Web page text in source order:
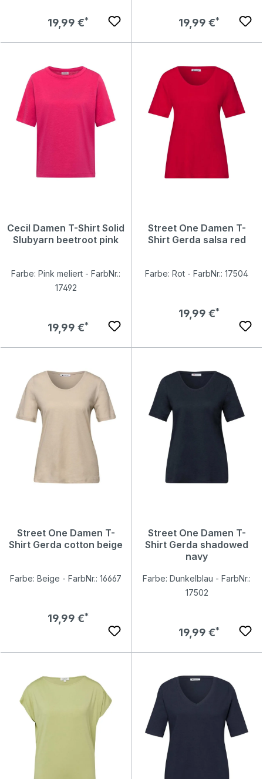
Regulärer Preis:
19,99 € Regulärer Preis:
19,99 €
Cecil Damen T-Shirt Solid
Slubyarn beetroot pink
Farbe: Pink meliert - FarbNr.:
17492
Regulärer Preis:
19,99 €
Street One Damen T-
Shirt Gerda salsa red
Farbe: Rot - FarbNr.: 17504
Regulärer Preis:
19,99 €
Street One Damen T-
Shirt Gerda cotton beige
Farbe: Beige - FarbNr.: 16667
Regulärer Preis:
19,99 €
Street One Damen T-
Shirt Gerda shadowed
navy
Farbe: Dunkelblau - FarbNr.:
17502
Regulärer Preis:
19,99 €